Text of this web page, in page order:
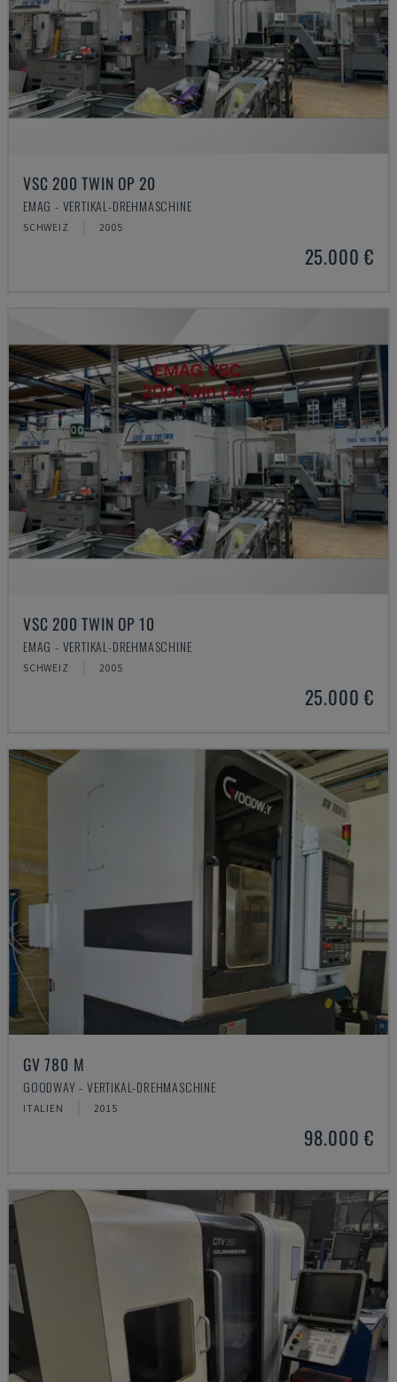
VSC 200 TWIN OP 20
EMAG - VERTIKAL-DREHMASCHINE
SCHWEIZ 2005
25.000 €
VSC 200 TWIN OP 10
EMAG - VERTIKAL-DREHMASCHINE
SCHWEIZ 2005
25.000 €
GV 780 M
GOODWAY - VERTIKAL-DREHMASCHINE
ITALIEN 2015
98.000 €